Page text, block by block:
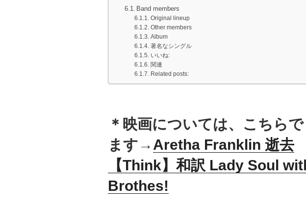
Band members
Original lineup
Other members
Album
著名なシングル
いいね:
関連
Related posts:
＊映画については、こちら
ます→ Aretha Franklin 逝去
【Think】和訳 Lady Soul
Brothes!